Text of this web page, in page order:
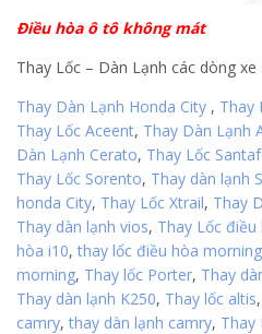
Điều hòa ô tô không mát
Thay Lốc – Dàn Lạnh các dòng xe
Thay Dàn Lạnh Honda City , Thay
Thay Lốc Aceent, Thay Dàn Lạnh
Dàn Lạnh Cerato, Thay Lốc
Thay Lốc Sorento, Thay dàn lạnh
honda City, Thay Lốc Xtrail, Thay
Thay dàn lạnh vios, Thay Lốc điều
hòa i10, thay lốc điều hòa morning
morning, Thay lốc Porter, Thay
Thay dàn lạnh K250, Thay lốc altis,
camry, thay dàn lạnh camry, Thay